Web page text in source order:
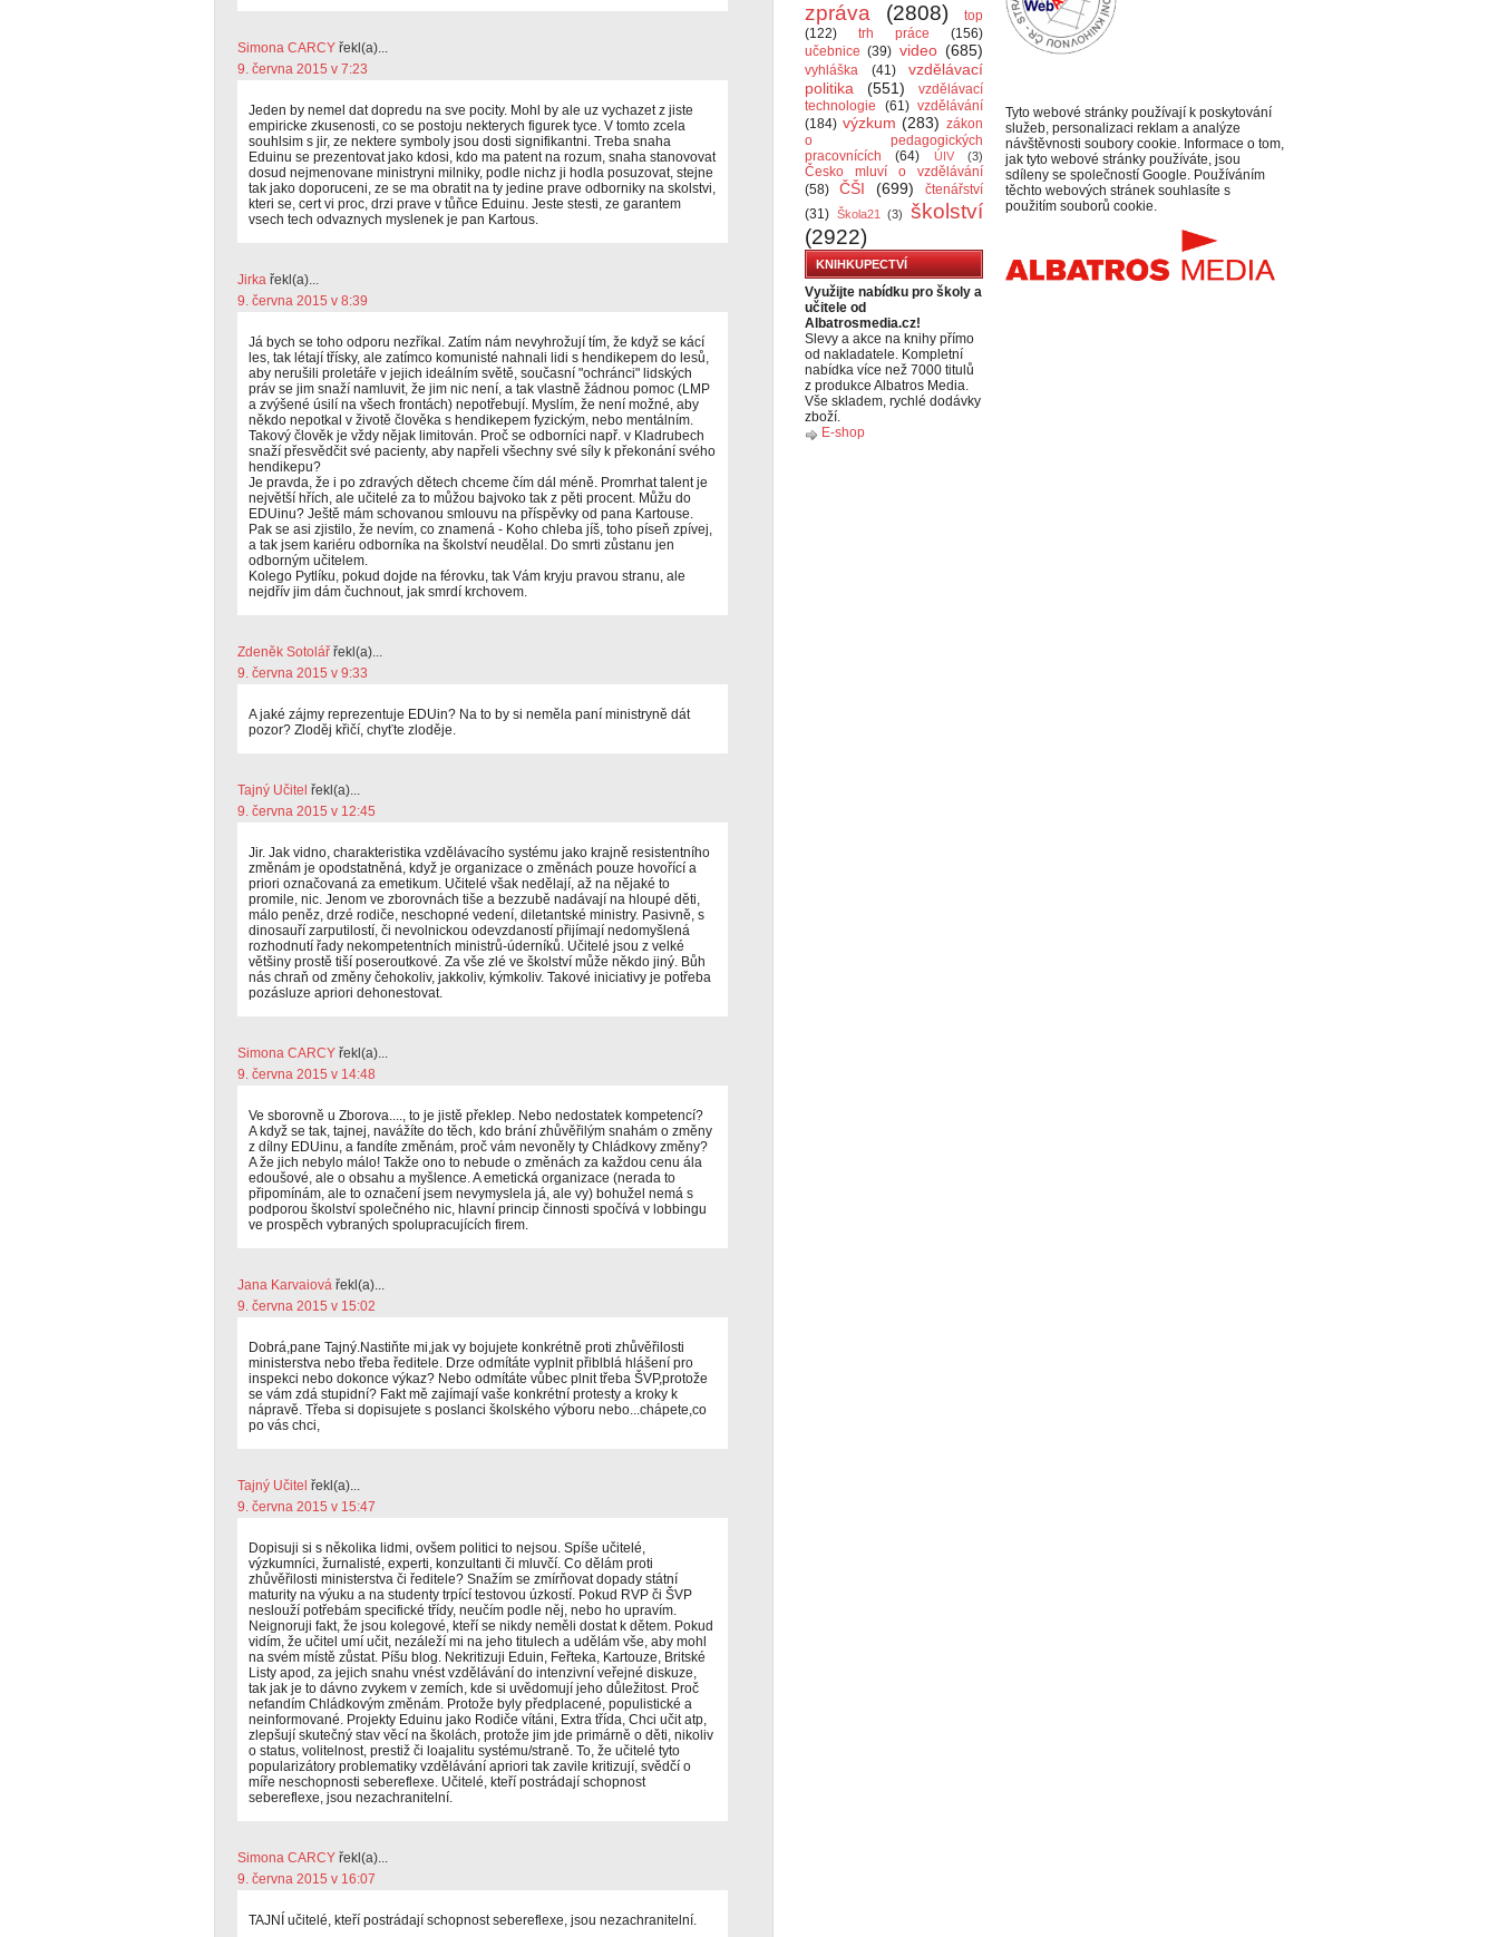
Simona CARCY řekl(a)...
9. června 2015 v 7:23
Jeden by nemel dat dopredu na sve pocity. Mohl by ale uz vychazet z jiste
empiricke zkusenosti, co se postoju nekterych figurek tyce. V tomto zcela
souhlsim s jir, ze nektere symboly jsou dosti signifikantni. Treba snaha
Eduinu se prezentovat jako kdosi, kdo ma patent na rozum, snaha stanovovat
dosud nejmenovane ministryni milniky, podle nichz ji hodla posuzovat, stejne
tak jako doporuceni, ze se ma obratit na ty jedine prave odborniky na skolstvi,
kteri se, cert vi proc, drzi prave v tůňce Eduinu. Jeste stesti, ze garantem
vsech tech odvaznych myslenek je pan Kartous.
Jirka řekl(a)...
9. června 2015 v 8:39
Já bych se toho odporu nezříkal. Zatím nám nevyhrožují tím, že když se kácí
les, tak létají třísky, ale zatímco komunisté nahnali lidi s hendikepem do lesů,
aby nerušili proletáře v jejich ideálním světě, současní "ochránci" lidských
práv se jim snaží namluvit, že jim nic není, a tak vlastně žádnou pomoc (LMP
a zvýšené úsilí na všech frontách) nepotřebují. Myslím, že není možné, aby
někdo nepotkal v životě člověka s hendikepem fyzickým, nebo mentálním.
Takový člověk je vždy nějak limitován. Proč se odborníci např. v Kladrubech
snaží přesvědčit své pacienty, aby napřeli všechny své síly k překonání svého
hendikepu?
Je pravda, že i po zdravých dětech chceme čím dál méně. Promrhat talent je
největší hřích, ale učitelé za to můžou bajvoko tak z pěti procent. Můžu do
EDUinu? Ještě mám schovanou smlouvu na příspěvky od pana Kartouse.
Pak se asi zjistilo, že nevím, co znamená - Koho chleba jíš, toho píseň zpívej,
a tak jsem kariéru odborníka na školství neudělal. Do smrti zůstanu jen
odborným učitelem.
Kolego Pytlíku, pokud dojde na férovku, tak Vám kryju pravou stranu, ale
nejdřív jim dám čuchnout, jak smrdí krchovem.
Zdeněk Sotolář řekl(a)...
9. června 2015 v 9:33
A jaké zájmy reprezentuje EDUin? Na to by si neměla paní ministryně dát
pozor? Zloděj křičí, chyťte zloděje.
Tajný Učitel řekl(a)...
9. června 2015 v 12:45
Jir. Jak vidno, charakteristika vzdělávacího systému jako krajně resistentního
změnám je opodstatněná, když je organizace o změnách pouze hovořící a
priori označovaná za emetikum. Učitelé však nedělají, až na nějaké to
promile, nic. Jenom ve zborovnách tiše a bezzubě nadávají na hloupé děti,
málo peněz, drzé rodiče, neschopné vedení, diletantské ministry. Pasivně, s
dinosauří zarputilostí, či nevolnickou odevzdaností přijímají nedomyšlená
rozhodnutí řady nekompetentních ministrů-úderníků. Učitelé jsou z velké
většiny prostě tiší poseroutkové. Za vše zlé ve školství může někdo jiný. Bůh
nás chraň od změny čehokoliv, jakkoliv, kýmkoliv. Takové iniciativy je potřeba
pozásluze apriori dehonestovat.
Simona CARCY řekl(a)...
9. června 2015 v 14:48
Ve sborovně u Zborova...., to je jistě překlep. Nebo nedostatek kompetencí?
A když se tak, tajnej, navážíte do těch, kdo brání zhůvěřilým snahám o změny
z dílny EDUinu, a fandíte změnám, proč vám nevoněly ty Chládkovy změny?
A že jich nebylo málo! Takže ono to nebude o změnách za každou cenu ála
edoušové, ale o obsahu a myšlence. A emetická organizace (nerada to
připomínám, ale to označení jsem nevymyslela já, ale vy) bohužel nemá s
podporou školství společného nic, hlavní princip činnosti spočívá v lobbingu
ve prospěch vybraných spolupracujících firem.
Jana Karvaiová řekl(a)...
9. června 2015 v 15:02
Dobrá,pane Tajný.Nastiňte mi,jak vy bojujete konkrétně proti zhůvěřilosti
ministerstva nebo třeba ředitele. Drze odmítáte vyplnit přiblblá hlášení pro
inspekci nebo dokonce výkaz? Nebo odmítáte vůbec plnit třeba ŠVP,protože
se vám zdá stupidní? Fakt mě zajímají vaše konkrétní protesty a kroky k
nápravě. Třeba si dopisujete s poslanci školského výboru nebo...chápete,co
po vás chci,
Tajný Učitel řekl(a)...
9. června 2015 v 15:47
Dopisuji si s několika lidmi, ovšem politici to nejsou. Spíše učitelé,
výzkumníci, žurnalisté, experti, konzultanti či mluvčí. Co dělám proti
zhůvěřilosti ministerstva či ředitele? Snažím se zmírňovat dopady státní
maturity na výuku a na studenty trpící testovou úzkostí. Pokud RVP či ŠVP
neslouží potřebám specifické třídy, neučím podle něj, nebo ho upravím.
Neignoruji fakt, že jsou kolegové, kteří se nikdy neměli dostat k dětem. Pokud
vidím, že učitel umí učit, nezáleží mi na jeho titulech a udělám vše, aby mohl
na svém místě zůstat. Píšu blog. Nekritizuji Eduin, Feřteka, Kartouze, Britské
Listy apod, za jejich snahu vnést vzdělávání do intenzivní veřejné diskuze,
tak jak je to dávno zvykem v zemích, kde si uvědomují jeho důležitost. Proč
nefandím Chládkovým změnám. Protože byly předplacené, populistické a
neinformované. Projekty Eduinu jako Rodiče vítáni, Extra třída, Chci učit atp,
zlepšují skutečný stav věcí na školách, protože jim jde primárně o děti, nikoliv
o status, volitelnost, prestiž či loajalitu systému/straně. To, že učitelé tyto
popularizátory problematiky vzdělávání apriori tak zavile kritizují, svědčí o
míře neschopnosti sebereflexe. Učitelé, kteří postrádají schopnost
sebereflexe, jsou nezachranitelní.
Simona CARCY řekl(a)...
9. června 2015 v 16:07
TAJNÍ učitelé, kteří postrádají schopnost sebereflexe, jsou nezachranitelní.
zpráva
(2808)
top
(122)
trh práce
(156)
učebnice (39) video (685)
vyhláška (41)
vzdělávací
politika
(551)
vzdělávací
technologie
(61) vzdělávání
(184) výzkum (283) zákon
o pedagogických
pracovnících
(64) ÚIV (3)
Česko mluví o vzdělávání
(58)
ČŠI (699)
čtenářství
(31) Škola21 (3)
školství
(2922)
KNIHKUPECTVÍ
Využijte nabídku pro školy a
učitele od
Albatrosmedia.cz!
Slevy a akce na knihy přímo
od nakladatele. Kompletní
nabídka více než 7000 titulů
z produkce Albatros Media.
Vše skladem, rychlé dodávky
zboží.
E-shop
Tyto webové stránky používají k poskytování
služeb, personalizaci reklam a analýze
návštěvnosti soubory cookie. Informace o tom,
jak tyto webové stránky používáte, jsou
sdíleny se společností Google. Používáním
těchto webových stránek souhlasíte s
použitím souborů cookie.